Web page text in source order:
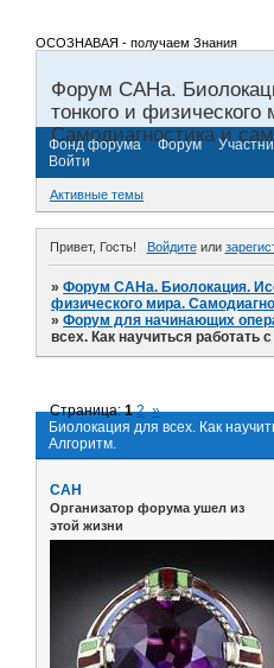
ОСОЗНАВАЯ - получаем Знания
Форум САНа.
тонкого и физического
Самодиагностика и
Фонд форума Форум
Войти
Активные темы
Привет, Гость! Войдитеили
»Форум САНа. Биолокация.
физического мира.
»Форум для начинающих
всех. Как научиться работать
Биолокация для всех. Как
Алгоритм.
Страница:1 2 »
САН
Организатор форума ушел из
этой жизни